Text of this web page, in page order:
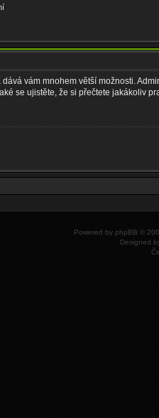
vám mnohem větší možnosti.
se ujistěte, že si přečtete jakákoliv
Powered by phpBB ©
Designed